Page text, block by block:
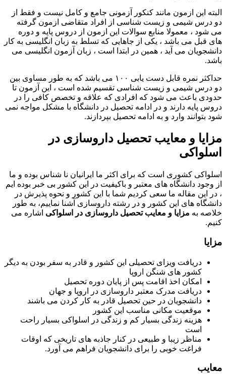
البته این ازمون مانند کنکور آزمونی جامع و کامل نیست و فقط از
دو درس شیمی و زیست شناسی از افراد متقاضی ازمون گرفته
می شود ، معمولا منابع سوالات این ازمون از دروس پایه و دوره
های قبل می باشد ، یکی از جاهایی که تسلط به زبان انگلیسی به کار
دانشجویان می آید ، همین در ابتدا است ، زبان آزمون انگلیسی می
باشد.
حداکثر نمره قابل دست یابی ۱۰۰ می باشد که به طور مساوی بین
دو درس شیمی و زیست شناسی تقسیم شده است ، این آزمون تا
حدودی باعث می شود که افرادی که علاقه و تخصص کافی را در
دروس پایه دارند و در ادامه تحصیل در دانشگاه با مشکل مواجه نمی
شود بتوانند وارد و به ادامه تحصیل بپردازند.
مزایا و معایب تحصیل داروسازی در
اسلواکی
اسلواکی کشوری است که برای اکثر ما ایرانیان نا شناس بوده و ما
از وجود دانشگاه های معتبر و باکیفیت در این کشور بی خبر بوده ایم
، در این مقاله ما سعی کردیم شما با این کشور و نحوه پذیرش در
دانشگاه های این کشور و در رشته داروسازی آشنا نماییم، به طور
خلاصه به مزایا و معایب تحصیل داروسازی در اسلواکی اشاره می
کنیم.
مزایا
دریافت ویزای تحصیلی این کشور و قادر به سفر بودن به دیگر
کشور های شنگن اروپا
امکان اخذ اقامت پس از پایان دوره تحصیل
دریافت مدرک معتبر داروسازی در اروپا و جهان
دانشجویان در حین تحصیل قادر به کار کردن می باشند
موقعیت مکانی مناسب این کشور
هزینه زندگی بسیار کم و زندگی در اسلواکی بسیار راحت
است
مناظر زیبا و طبیعی در کنار جاذبه های تاریخی که اوقات
فراغت خوبی را برای دانشجویان فراهم می آورد.
معایب